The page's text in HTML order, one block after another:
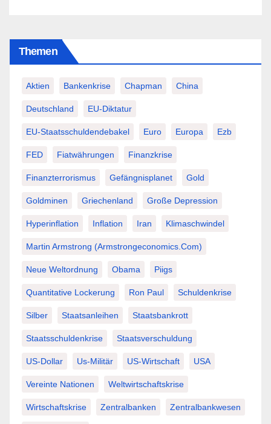
Themen
Aktien Bankenkrise Chapman China
Deutschland EU-Diktatur
EU-Staatsschuldendebakel Euro Europa Ezb
FED Fiatwährungen Finanzkrise
Finanzterrorismus Gefängnisplanet Gold
Goldminen Griechenland Große Depression
Hyperinflation Inflation Iran Klimaschwindel
Martin Armstrong (Armstrongeconomics.com)
Neue Weltordnung Obama Piigs
Quantitative Lockerung Ron Paul Schuldenkrise
Silber Staatsanleihen Staatsbankrott
Staatsschuldenkrise Staatsverschuldung
US-Dollar Us-Militär US-Wirtschaft USA
Vereinte Nationen Weltwirtschaftskrise
Wirtschaftskrise Zentralbanken Zentralbankwesen